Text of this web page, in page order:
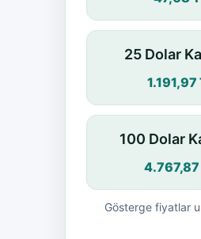
25 Dolar
1.191,97
100 Dolar
4.767,87
Gösterge fiyatlar